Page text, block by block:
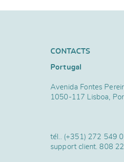
CONTACTS
Portugal
Avenida Fontes
1050-117 Lisboa,
tél.. (+351) 272 549
support client.808